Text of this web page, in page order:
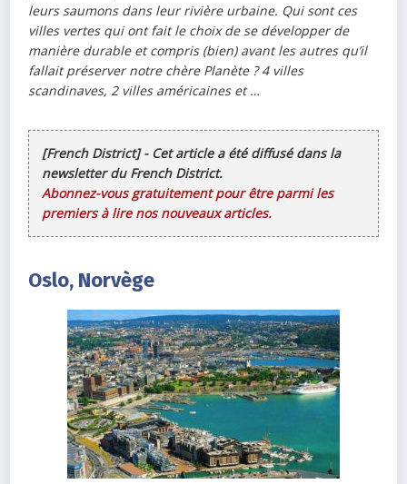
leurs saumons dans leur rivière urbaine. Qui sont ces
villes vertes qui ont fait le choix de se développer de
manière durable et compris (bien) avant les autres qu’il
fallait préserver notre chère Planète ? 4 villes
scandinaves, 2 villes américaines et …
[French District] - Cet article a été diffusé dans la
newsletter du French District.
Abonnez-vous gratuitement pour être parmi les
premiers à lire nos nouveaux articles.
Oslo, Norvège